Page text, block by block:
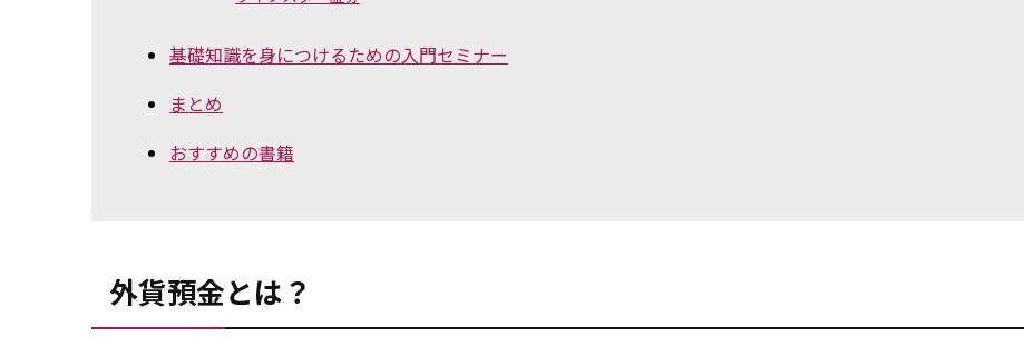
基礎知識を身につけるための入門セミナー
まとめ
おすすめの書籍
外貨預金とは？